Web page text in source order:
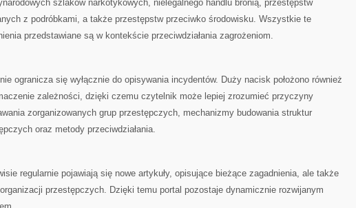
szlaków narkotykowych, nielegalnego handlu bronią, przestępstw
z podróbkami, a także przestępstw przeciwko środowisku. Wszystkie te
przedstawiane są w kontekście przeciwdziałania zagrożeniom.
ogranicza się wyłącznie do opisywania incydentów. Duży nacisk położono również
zależności, dzięki czemu czytelnik może lepiej zrozumieć przyczyny
zorganizowanych grup przestępczych, mechanizmy budowania struktur
oraz metody przeciwdziałania.
regularnie pojawiają się nowe artykuły, opisujące bieżące zagadnienia, ale także
przestępczych. Dzięki temu portal pozostaje dynamicznie rozwijanym